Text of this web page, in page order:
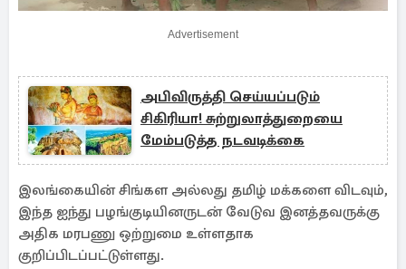
Advertisement
அபிவிருத்தி செய்யப்படும்
சிகிரியா! சுற்றுலாத்துறையை
மேம்படுத்த நடவடிக்கை
இலங்கையின் சிங்கள அல்லது தமிழ் மக்களை விடவும்,
இந்த ஐந்து பழங்குடியினருடன் வேடுவ இனத்தவருக்கு
அதிக மரபணு ஒற்றுமை உள்ளதாக
குறிப்பிடப்பட்டுள்ளது.